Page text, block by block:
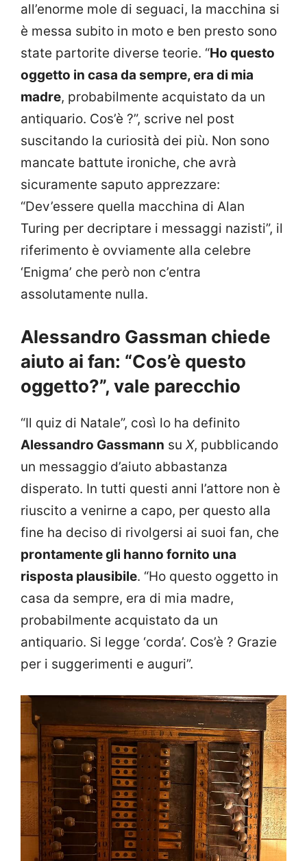
all’enorme mole di seguaci, la macchina si
è messa subito in moto e ben presto sono
state partorite diverse teorie. “Ho questo
oggetto in casa da sempre, era di mia
madre, probabilmente acquistato da un
antiquario. Cos’è ?”, scrive nel post
suscitando la curiosità dei più. Non sono
mancate battute ironiche, che avrà
sicuramente saputo apprezzare:
“Dev’essere quella macchina di Alan
Turing per decriptare i messaggi nazisti”, il
riferimento è ovviamente alla celebre
‘Enigma’ che però non c’entra
assolutamente nulla.
Alessandro Gassman chiede
aiuto ai fan: “Cos’è questo
oggetto?”, vale parecchio
“Il quiz di Natale”, così lo ha definito
Alessandro Gassmann su X, pubblicando
un messaggio d’aiuto abbastanza
disperato. In tutti questi anni l’attore non è
riuscito a venirne a capo, per questo alla
fine ha deciso di rivolgersi ai suoi fan, che
prontamente gli hanno fornito una
risposta plausibile. “Ho questo oggetto in
casa da sempre, era di mia madre,
probabilmente acquistato da un
antiquario. Si legge ‘corda’. Cos’è ? Grazie
per i suggerimenti e auguri”.